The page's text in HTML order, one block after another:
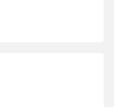
w formie